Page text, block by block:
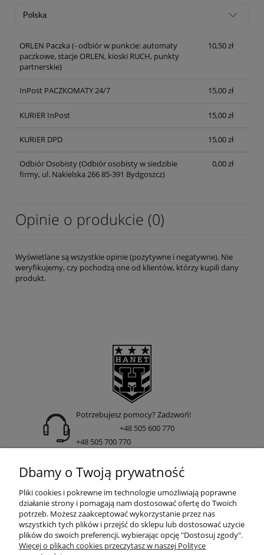
ORLEN Paczka (- odbiór w punkcie: automaty
paczkowe, stacje ORLEN, kioski RUCH, punkty
partnerskie)
10,50 zł
InPost PACZKOMATY 24/7 15,00 zł
KURIER InPost 15,00 zł
KURIER DPD 15,00 zł
Odbiór Osobisty(Odbiór osobisty w siedzibie
firmy, ul. Nakielska 266 85-391 Bydgoszcz)
0,00 zł
Opinie o produkcie (0)
Wyświetlane są wszystkie opinie (pozytywne i negatywne). Nie
weryfikujemy, czy pochodzą one od klientów, którzy kupili dany
produkt.
Potrzebujesz pomocy? Zadzwoń!
+48 505 600 770
+48 505 700 770
ul. Nakielska 266 85-391 Bydgoszcz
INFORMACJE
Dbamy o Twoją prywatność
Pliki cookies i pokrewne im technologie umożliwiają poprawne
działanie strony i pomagają nam dostosować ofertę do Twoich
potrzeb. Możesz zaakceptować wykorzystanie przez nas
wszystkich tych plików i przejść do sklepu lub dostosować użycie
plików do swoich preferencji, wybierając opcję "Dostosuj zgody".
Więcej o plikach cookies przeczytasz w naszej Polityce